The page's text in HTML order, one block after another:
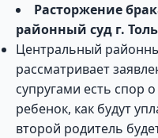
Расторжение
районный суд г.
Центральный
рассматривает
супругами есть спор
ребенок, как будут
второй родитель